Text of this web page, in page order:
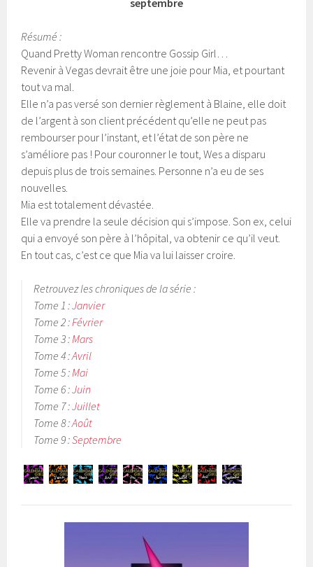
Résumé :
Quand Pretty Woman rencontre Gossip Girl…
Revenir à Vegas devrait être une joie pour Mia, et pourtant
tout va mal.
Elle n’a pas versé son dernier règlement à Blaine, elle doit
de l’argent à son client précédent qu’elle ne peut pas
rembourser pour l’instant, et l’état de son père ne
s’améliore pas ! Pour couronner le tout, Wes a disparu
depuis plus de trois semaines. Personne n’a eu de ses
nouvelles.
Mia est totalement dévastée.
Elle va prendre la seule décision qui s’impose. Son ex, celui
qui a envoyé son père à l’hôpital, va obtenir ce qu’il veut.
En tout cas, c’est ce que Mia va lui laisser croire.
Retrouvez les chroniques de la série :
Tome 1 :Janvier
Tome 2 : Février
Tome 3 : Mars
Tome 4 :Avril
Tome 5 : Mai
Tome 6 :Juin
Tome 7 :Juillet
Tome 8 :Août
Tome 9 :Septembre